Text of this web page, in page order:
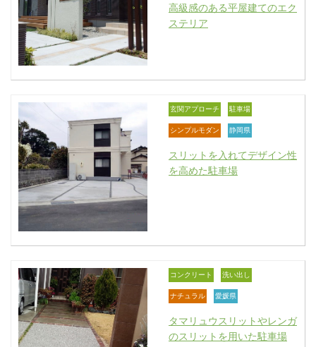
高級感のある平屋建てのエク
ステリア
玄関アプローチ 駐車場
シンプルモダン 静岡県
スリットを入れてデザイン性
を高めた駐車場
コンクリート 洗い出し
ナチュラル 愛媛県
タマリュウスリットやレンガ
のスリットを用いた駐車場